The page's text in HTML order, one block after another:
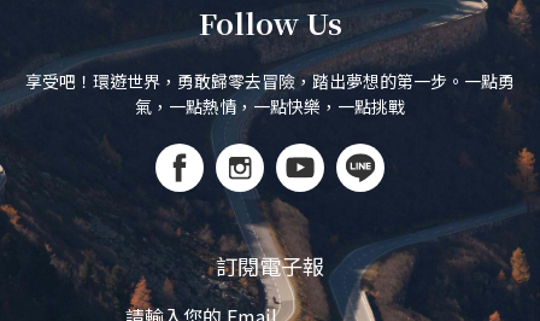
Follow Us
享受吧！環遊世界，勇敢歸零去冒險，踏出夢想的第一步。一點勇
氣，一點熱情，一點快樂，一點挑戰
訂閱電子報